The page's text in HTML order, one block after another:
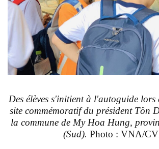
Des élèves s'initient à l'autoguide lors
site commémoratif du président Tôn
la commune de My Hoa Hung,
(Sud). Photo : VNA/